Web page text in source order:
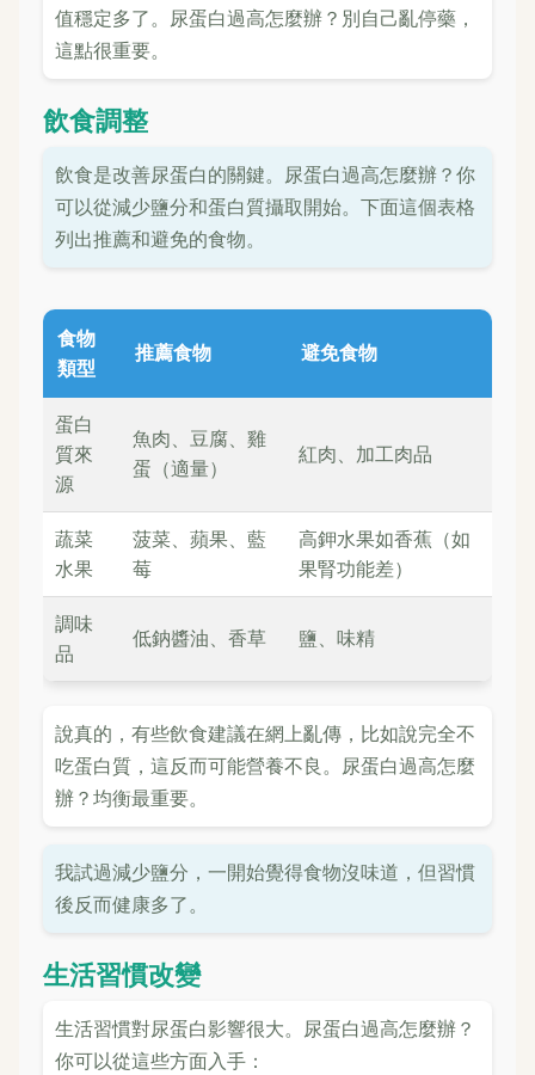
值穩定多了。尿蛋白過高怎麼辦？別自己亂停藥，
這點很重要。
飲食調整
飲食是改善尿蛋白的關鍵。尿蛋白過高怎麼辦？你
可以從減少鹽分和蛋白質攝取開始。下面這個表格
列出推薦和避免的食物。
食物
類型
推薦食物 避免食物
蛋白
質來
源
魚肉、豆腐、雞
蛋（適量）
紅肉、加工肉品
蔬菜
水果
菠菜、蘋果、藍
莓
高鉀水果如香蕉（如
果腎功能差）
調味
品
低鈉醬油、香草 鹽、味精
說真的，有些飲食建議在網上亂傳，比如說完全不
吃蛋白質，這反而可能營養不良。尿蛋白過高怎麼
辦？均衡最重要。
我試過減少鹽分，一開始覺得食物沒味道，但習慣
後反而健康多了。
生活習慣改變
生活習慣對尿蛋白影響很大。尿蛋白過高怎麼辦？
你可以從這些方面入手：